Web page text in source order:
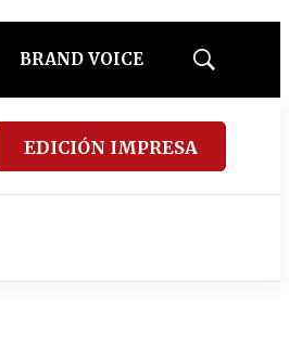
BRAND VOICE
Mostrar
EDICIÓN IMPRESA